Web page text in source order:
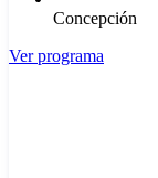
Concepción
Ver programa